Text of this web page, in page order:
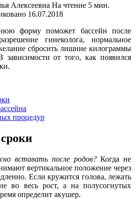
Алексеевна На чтение 5 мин.
16.07.2018
форму поможет бассейн после
гинеколога, нормальное
сбросить лишние килограммы
от того, как появился
процедур
вставать после родов?Когда не
вертикальное положение через
Если кружится голова, лежать
во весь рост, а на полусогнутых
определит акушер.